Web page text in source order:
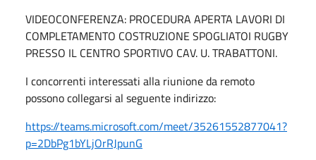
VIDEOCONFERENZA: PROCEDURA APERTA LAVORI DI
COMPLETAMENTO COSTRUZIONE SPOGLIATOI RUGBY
PRESSO IL CENTRO SPORTIVO CAV. U. TRABATTONI.
I concorrenti interessati alla riunione da remoto
possono collegarsi al seguente indirizzo:
https://teams.microsoft.com/meet/35261552877041?
p=2DbPg1bYLjOrRJpunG